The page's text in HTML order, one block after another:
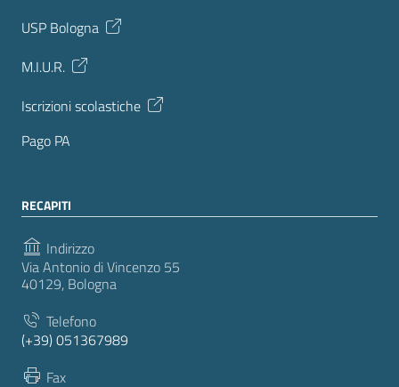
USP Bologna
M.I.U.R.
Iscrizioni scolastiche
Pago PA
RECAPITI
Indirizzo
Via Antonio di Vincenzo 55
40129, Bologna
Telefono
(+39) 051367989
Fax